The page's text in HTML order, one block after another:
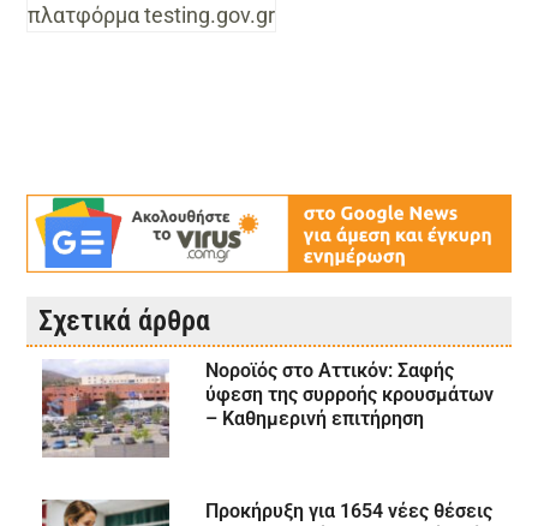
πλατφόρμα testing.gov.gr
Σχετικά άρθρα
Νοροϊός στο Αττικόν: Σαφής
ύφεση της συρροής κρουσμάτων
– Καθημερινή επιτήρηση
Προκήρυξη για 1654 νέες θέσεις